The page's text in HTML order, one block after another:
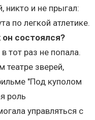
никто и не прыгал:
по легкой атлетике.
состоялся?
тот раз не попала.
театре зверей,
"Под куполом
роль
управляться с